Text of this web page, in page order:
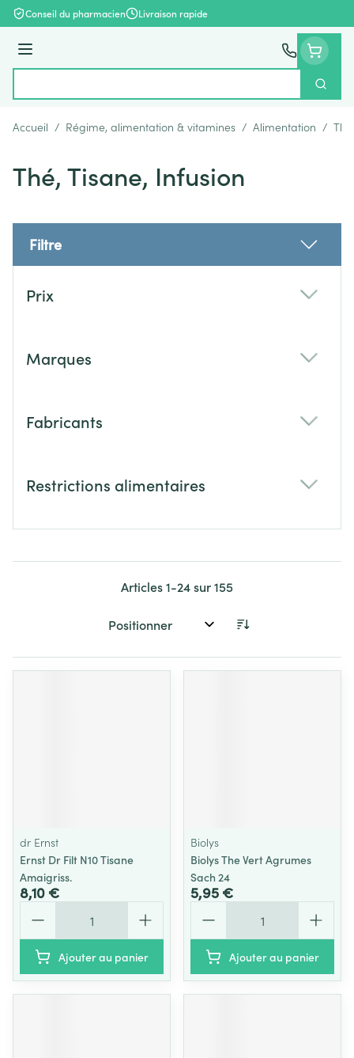
Aller au contenu
Conseil du pharmacien Livraison rapide
Menu
Accueil / Régime, alimentation & vitamines / Alimentation /
Thé, Tisane, Infusion
Filtre
Prix
Marques
Fabricants
Restrictions alimentaires
Articles1-24sur155
Trier par:
dr Ernst
Ernst Dr Filt N10 Tisane
Amaigriss.
8,10 €
Ajouter au panier
Biolys
Biolys The Vert Agrumes
Sach 24
5,95 €
Ajouter au panier